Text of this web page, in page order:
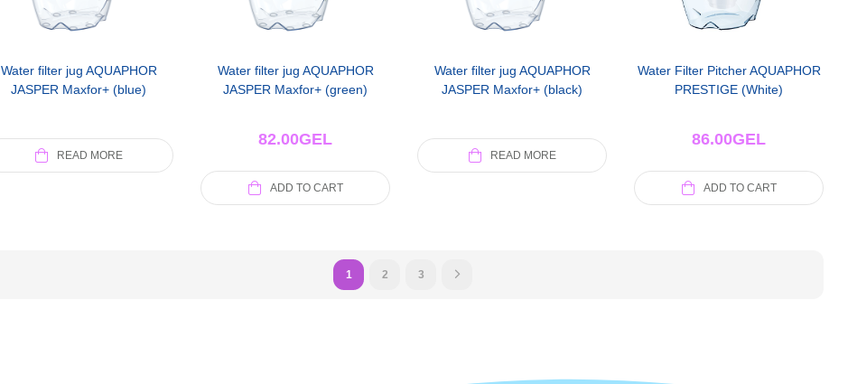
Water filter jug AQUAPHOR
JASPER Maxfor+ (blue)
READ MORE
Water filter jug AQUAPHOR
JASPER Maxfor+ (green)
82.00GEL
ADD TO CART
Water filter jug AQUAPHOR
JASPER Maxfor+ (black)
READ MORE
Water Filter Pitcher AQUAPHOR
PRESTIGE (White)
86.00GEL
ADD TO CART
1 2 3